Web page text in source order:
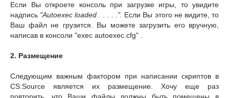
Если Вы откроете консоль при загрузке игры, то увидите
надпись "Autoexec loaded . . . . .". Если Вы этого не видите, то
Ваш файл не грузится. Вы можете загрузить его вручную,
написав в консоли "exec autoexec.cfg" .
2. Размещение
Следующим важным фактором при написании скриптов в
CS:Source является их размещение. Хочу еще раз